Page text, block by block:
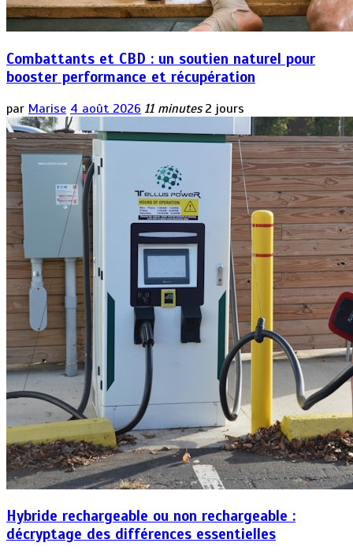
Combattants et CBD : un soutien naturel pour
booster performance et récupération
par Marise 4 août 2026 11 minutes 2 jours
Hybride rechargeable ou non rechargeable :
décryptage des différences essentielles